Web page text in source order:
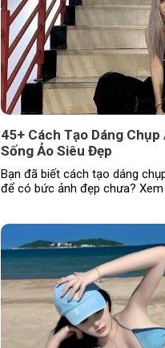
45+ Cách Tạo Dáng
Sống Ảo Siêu Đẹp
Bạn đã biết cách tạo dáng
để có bức ảnh đẹp chưa?